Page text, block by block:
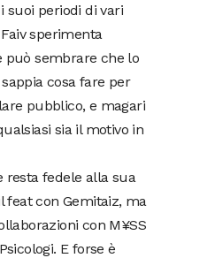
suoi periodi di vari
sperimenta
può sembrare che lo
cosa fare per
pubblico, e magari
sia il motivo in
resta fedele alla sua
feat con Gemitaiz, ma
con M¥SS
E forse è